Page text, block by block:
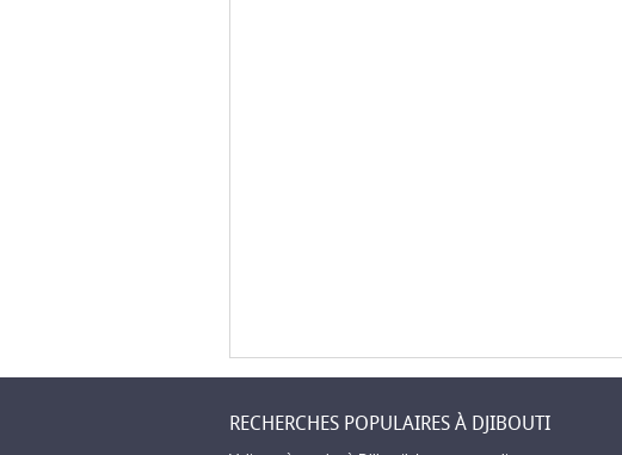
RECHERCHES POPULAIRES À DJIBOUTI